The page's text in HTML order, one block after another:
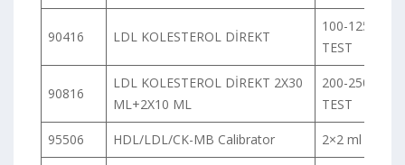
90416 LDL KOLESTEROL DİREKT
100-125
TEST
90816
LDL KOLESTEROL DİREKT 2X30
ML+2X10 ML
200-250
TEST
95506 HDL/LDL/CK-MB Calibrator 2×2 ml